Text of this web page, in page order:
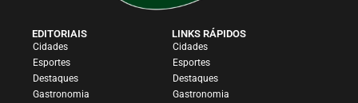
EDITORIAIS
Cidades
Esportes
Destaques
Gastronomia
LINKS RÁPIDOS
Cidades
Esportes
Destaques
Gastronomia